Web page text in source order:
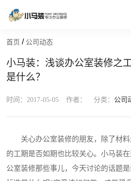
首页 / 公司动态
小马装：浅谈办公室装修之
是什么？
时间：2017-05-05 作者： 分类： 公司
关心办公室装修的朋友，除了材料
的工期是否如期也比较关心。小马装
公室装修那些事儿，今天讨论的话题